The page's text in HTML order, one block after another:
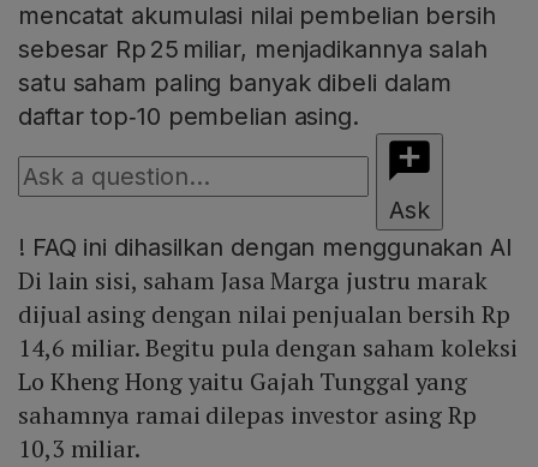
mencatat akumulasi nilai pembelian bersih
sebesar Rp 25 miliar, menjadikannya salah
satu saham paling banyak dibeli dalam
daftar top‑10 pembelian asing.
Ask
! FAQ ini dihasilkan dengan menggunakan AI
Di lain sisi, saham Jasa Marga justru marak
dijual asing dengan nilai penjualan bersih Rp
14,6 miliar. Begitu pula dengan saham koleksi
Lo Kheng Hong yaitu Gajah Tunggal yang
sahamnya ramai dilepas investor asing Rp
10,3 miliar.